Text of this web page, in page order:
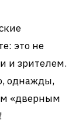
это не
и зрителем.
однажды,
«дверным